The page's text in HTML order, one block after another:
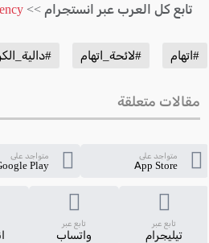
تابع كل العرب عبر انستجرام >>
#اتهام #لائحة_اتهام
مقالات متعلقة
متواجد على
App Store
متواجد على
Play
تابع عبر
تيليجرام
تابع عبر
واتساب